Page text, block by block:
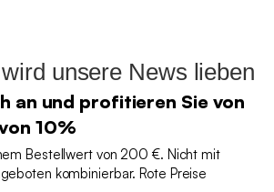
unsere News lieben
an und profitieren Sie von
10%
Bestellwert von 200 €. Nicht mit
kombinierbar. Rote Preise